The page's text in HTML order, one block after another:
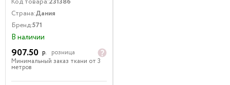
Страна:Дания
Бренд:571
В наличии
907.50 р.
розница
Минимальный заказ ткани от 3
метров